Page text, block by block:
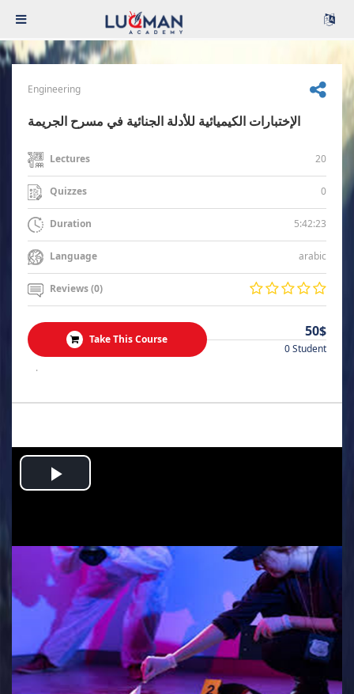
Engineering
الإختبارات الكيميائية للأدلة الجنائية في مسرح الجريمة
Lectures 20
Quizzes 0
Duration 5:42:23
Language arabic
Reviews (0)
Take This Course 50$
0 Student
.
Play